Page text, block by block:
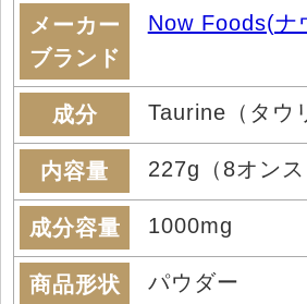
メーカー
ブランド
Now Foods(ナ
成分 Taurine（タウ
内容量 227g（8オンス
成分容量 1000mg
商品形状 パウダー